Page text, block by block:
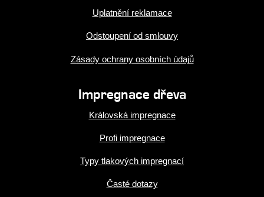
Uplatnění reklamace
Odstoupení od smlouvy
Zásady ochrany osobních údajů
Impregnace dřeva
Královská impregnace
Profi impregnace
Typy tlakových impregnací
Časté dotazy